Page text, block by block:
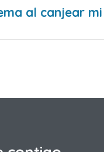
al canjear